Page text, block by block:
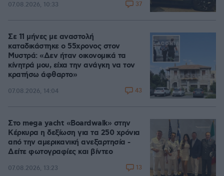
07.08.2026, 10:33 37
Σε 11 μήνες με αναστολή
καταδικάστηκε ο 55χρονος στον
Μυστρά: «Δεν ήταν οικονομικά τα
κίνητρά μου, είχα την ανάγκη να τον
κρατήσω άφθαρτο»
07.08.2026, 14:04 43
Στο mega yacht «Boardwalk» στην
Κέρκυρα η δεξίωση για τα 250 χρόνια
από την αμερικανική ανεξαρτησία -
Δείτε φωτογραφίες και βίντεο
07.08.2026, 13:23 13